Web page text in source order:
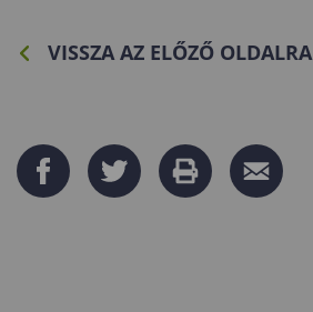
VISSZA AZ ELŐZŐ OLDALRA